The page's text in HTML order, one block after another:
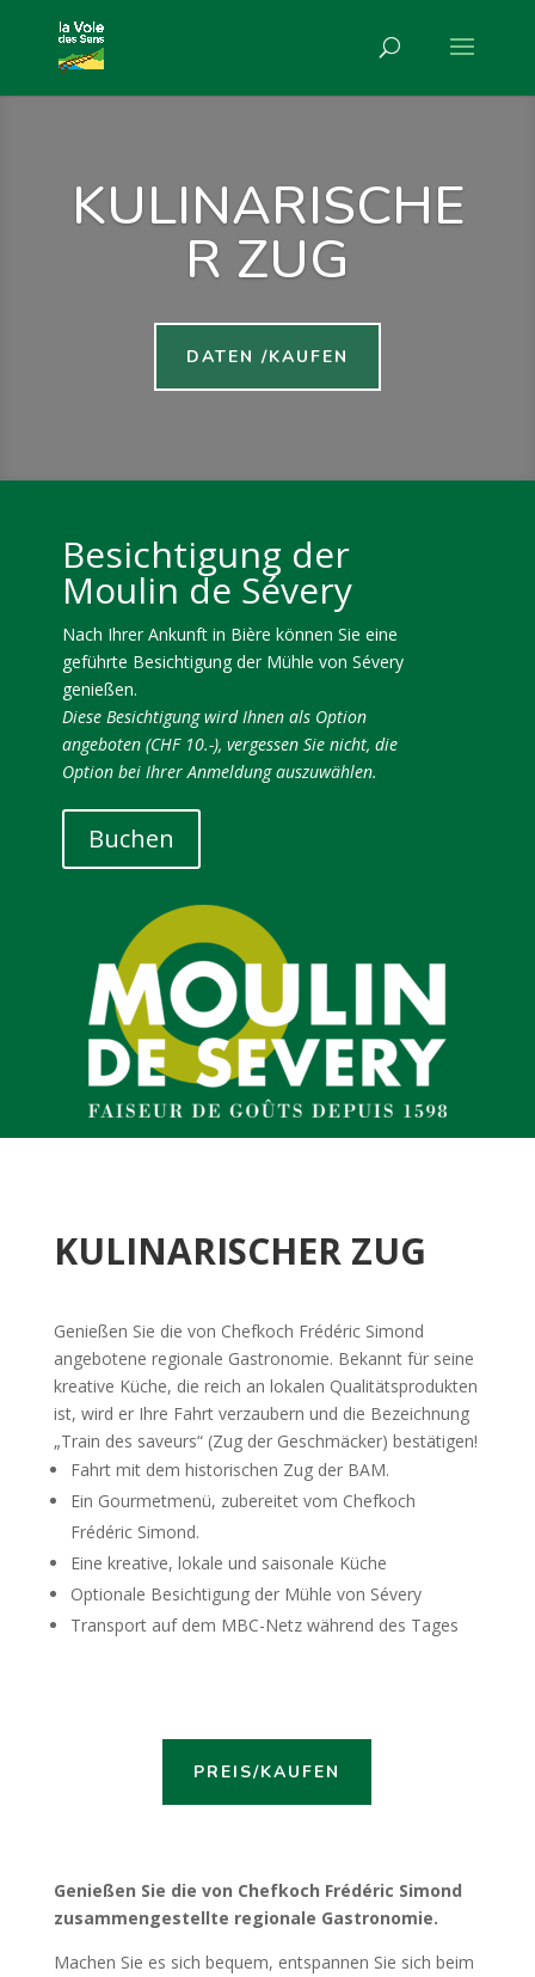
KULINARISCHE
R ZUG
DATEN /KAUFEN
Besichtigung der
Moulin de Sévery
Nach Ihrer Ankunft in Bière können Sie eine
geführte Besichtigung der Mühle von Sévery
genießen.
Diese Besichtigung wird Ihnen als Option
angeboten (CHF 10.-), vergessen Sie nicht, die
Option bei Ihrer Anmeldung auszuwählen.
Buchen
KULINARISCHER ZUG
Genießen Sie die von Chefkoch Frédéric Simond
angebotene regionale Gastronomie. Bekannt für seine
kreative Küche, die reich an lokalen Qualitätsprodukten
ist, wird er Ihre Fahrt verzaubern und die Bezeichnung
„Train des saveurs“ (Zug der Geschmäcker) bestätigen!
Fahrt mit dem historischen Zug der BAM.
Ein Gourmetmenü, zubereitet vom Chefkoch
Frédéric Simond.
Eine kreative, lokale und saisonale Küche
Optionale Besichtigung der Mühle von Sévery
Transport auf dem MBC-Netz während des Tages
PREIS/KAUFEN
Genießen Sie die von Chefkoch Frédéric Simond
zusammengestellte regionale Gastronomie.
Machen Sie es sich bequem, entspannen Sie sich beim